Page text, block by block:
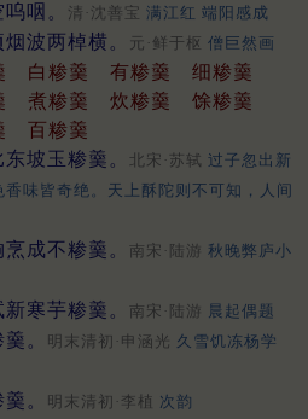
咽。 清·沈善宝 满江红 端阳感成
波两棹横。 元·鲜于枢 僧巨然画
白糁羹 有糁羹
细糁羹
煮糁羹 炊糁羹
馀糁羹
百糁羹
坡玉糁羹。
北宋·苏轼 过子忽出新
味皆奇绝。天上酥陀则不可知，人间
成不糁羹。 南宋·陆游 秋晚弊庐小
寒芋糁羹。 南宋·陆游 晨起偶题
。 明末清初·申涵光 久雪饥冻杨学
。 明末清初·李植 次韵